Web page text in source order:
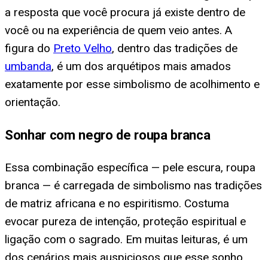
a resposta que você procura já existe dentro de
você ou na experiência de quem veio antes. A
figura do Preto Velho, dentro das tradições de
umbanda, é um dos arquétipos mais amados
exatamente por esse simbolismo de acolhimento e
orientação.
Sonhar com negro de roupa branca
Essa combinação específica — pele escura, roupa
branca — é carregada de simbolismo nas tradições
de matriz africana e no espiritismo. Costuma
evocar pureza de intenção, proteção espiritual e
ligação com o sagrado. Em muitas leituras, é um